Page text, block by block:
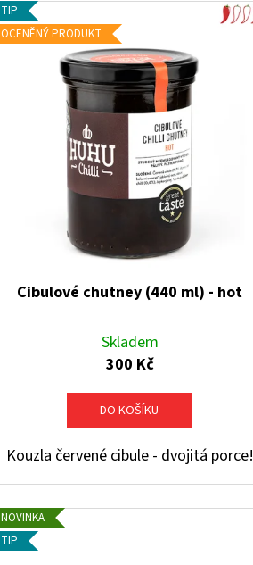
TIP
OCENĚNÝ PRODUKT
Cibulové chutney (440 ml) - hot
Skladem
300 Kč
DO KOŠÍKU
Kouzla červené cibule - dvojitá porce!
NOVINKA
TIP